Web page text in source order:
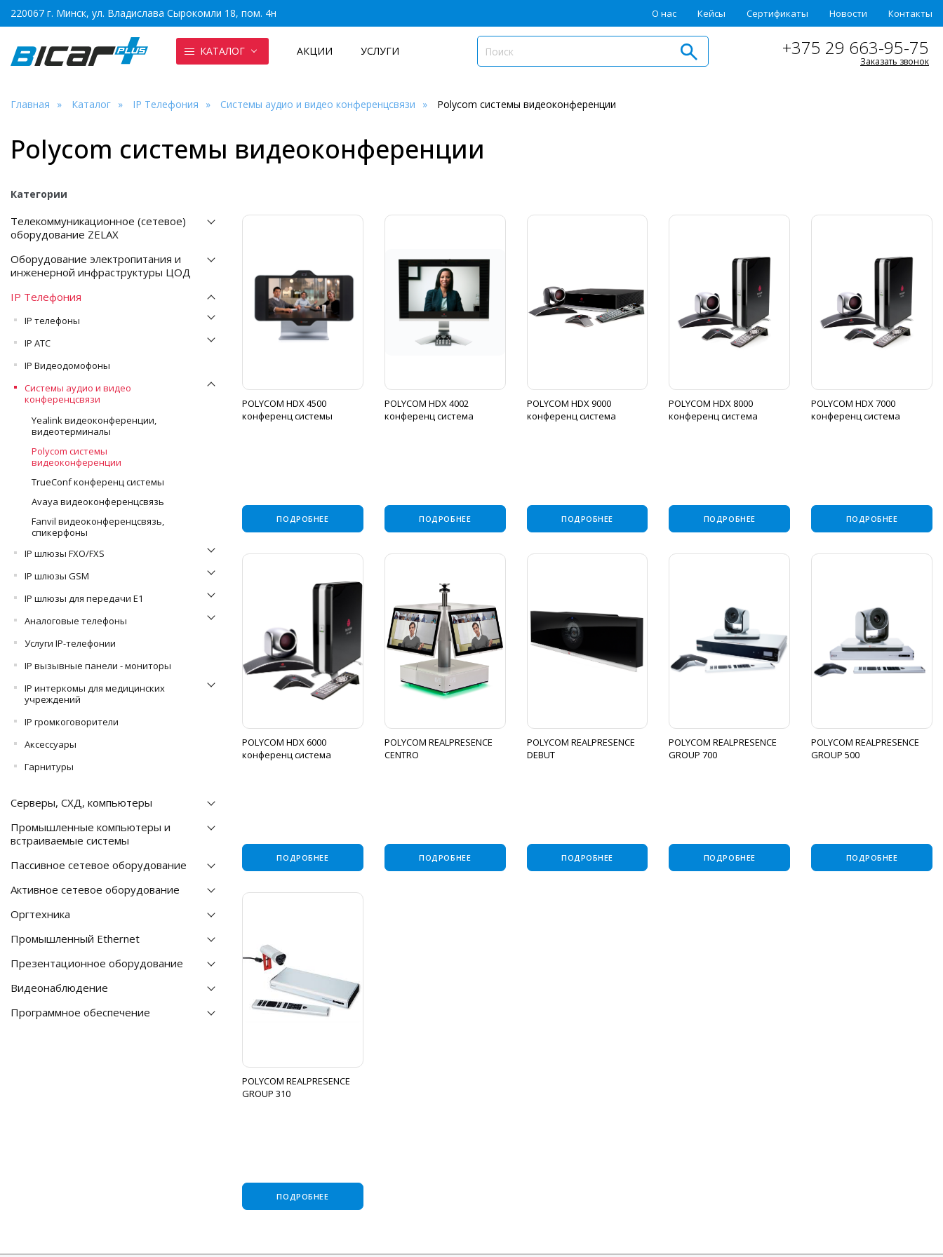
220067 г. Минск, ул. Владислава Сырокомли 18, пом. 4н О нас Кейсы Сертификаты Новости Контакты
КАТАЛОГ АКЦИИ УСЛУГИ +375 29 663-95-75
Заказать звонок
Главная Каталог IP Телефония Системы аудио и видео конференцсвязи Polycom системы видеоконференции
Polycom системы видеоконференции
Категории
Телекоммуникационное (сетевое)
оборудование ZELAX
Оборудование электропитания и
инженерной инфраструктуры ЦОД
IP Телефония
IP телефоны
IP АТС
IP Видеодомофоны
Системы аудио и видео
конференцсвязи
Yealink видеоконференции,
видеотерминалы
Polycom системы
видеоконференции
TrueConf конференц системы
Avaya видеоконференцсвязь
Fanvil видеоконференцсвязь,
спикерфоны
IP шлюзы FXO/FXS
IP шлюзы GSM
IP шлюзы для передачи E1
Аналоговые телефоны
Услуги IP-телефонии
IP вызывные панели - мониторы
IP интеркомы для медицинских
учреждений
IP громкоговорители
Аксессуары
Гарнитуры
Серверы, СХД, компьютеры
Промышленные компьютеры и
встраиваемые системы
Пассивное сетевое оборудование
Активное сетевое оборудование
Оргтехника
Промышленный Ethernet
Презентационное оборудование
Видеонаблюдение
Программное обеспечение
POLYCOM HDX 4500
конференц системы
ПОДРОБНЕЕ
POLYCOM HDX 4002
конференц система
ПОДРОБНЕЕ
POLYCOM HDX 9000
конференц система
ПОДРОБНЕЕ
POLYCOM HDX 8000
конференц система
ПОДРОБНЕЕ
POLYCOM HDX 7000
конференц система
ПОДРОБНЕЕ
POLYCOM HDX 6000
конференц система
ПОДРОБНЕЕ
POLYCOM REALPRESENCE
CENTRO
ПОДРОБНЕЕ
POLYCOM REALPRESENCE
DEBUT
ПОДРОБНЕЕ
POLYCOM REALPRESENCE
GROUP 700
ПОДРОБНЕЕ
POLYCOM REALPRESENCE
GROUP 500
ПОДРОБНЕЕ
POLYCOM REALPRESENCE
GROUP 310
ПОДРОБНЕЕ